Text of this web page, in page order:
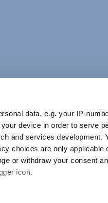
data, e.g. your IP-
device in order to serve
and services development.
choices are only applicable
or withdraw your consent
icon.